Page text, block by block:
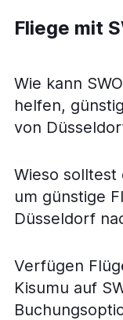
Fliege mit
Wie kann
helfen,
von
Wieso solltest
um günstige
Düsseldorf
Verfügen
Kisumu auf